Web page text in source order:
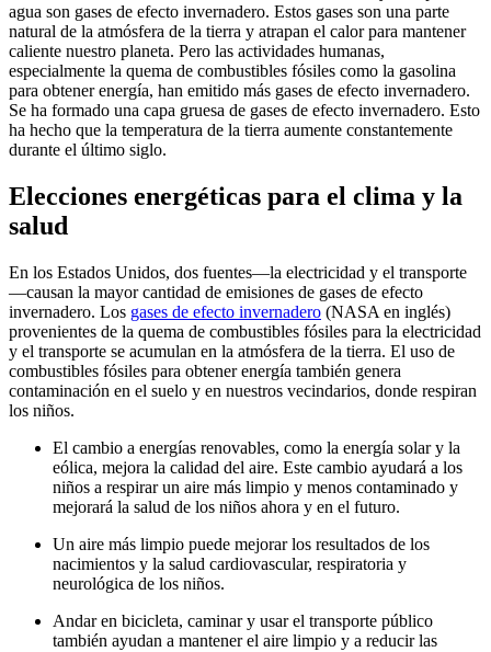
agua son gases de efecto invernadero. Estos gases son una parte
natural de la atmósfera de la tierra y atrapan el calor para mantener
caliente nuestro planeta. Pero las actividades humanas,
especialmente la quema de combustibles fósiles como la gasolina
para obtener energía, han emitido más gases de efecto invernadero.
Se ha formado una capa gruesa de gases de efecto invernadero. Esto
ha hecho que la temperatura de la tierra aumente constantemente
durante el último siglo.
Elecciones energéticas para el clima y la
salud
En los Estados Unidos, dos fuentes—la electricidad y el transporte
—causan la mayor cantidad de emisiones de gases de efecto
invernadero. Los gases de efecto invernadero (NASA en inglés)
provenientes de la quema de combustibles fósiles para la electricidad
y el transporte se acumulan en la atmósfera de la tierra. El uso de
combustibles fósiles para obtener energía también genera
contaminación en el suelo y en nuestros vecindarios, donde respiran
los niños.
El cambio a energías renovables, como la energía solar y la
eólica, mejora la calidad del aire. Este cambio ayudará a los
niños a respirar un aire más limpio y menos contaminado y
mejorará la salud de los niños ahora y en el futuro.
Un aire más limpio puede mejorar los resultados de los
nacimientos y la salud cardiovascular, respiratoria y
neurológica de los niños.
Andar en bicicleta, caminar y usar el transporte público
también ayudan a mantener el aire limpio y a reducir las